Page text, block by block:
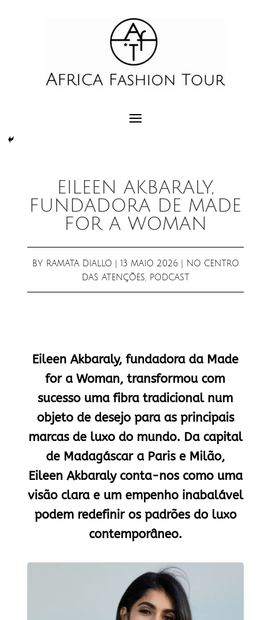
EILEEN AKBARALY,
FUNDADORA DE MADE
FOR A WOMAN
BY RAMATA DIALLO 13 MAIO 2026|
NO CENTRO
DAS ATENÇÕES, PODCAST
Eileen Akbaraly, fundadora da Made
for a Woman, transformou com
sucesso uma fibra tradicional num
objeto de desejo para as principais
marcas de luxo do mundo. Da capital
de Madagáscar a Paris e Milão,
Eileen Akbaraly conta-nos como uma
visão clara e um empenho inabalável
podem redefinir os padrões do luxo
contemporâneo.